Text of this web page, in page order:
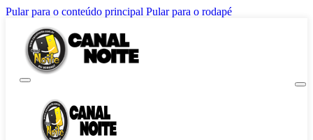
Pular para o conteúdo principal Pular para o rodapé